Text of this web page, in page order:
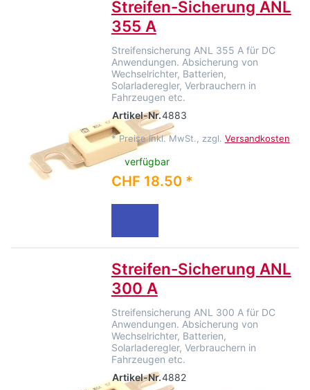
Streifen-Sicherung ANL
355 A
Streifensicherung ANL 355 A für DC
Anwendungen. Absicherung von
Wechselrichter, Batterien,
Solarladeregler, Verbrauchern in
Fahrzeugen etc.
Artikel-Nr.4883
* Preise inkl. MwSt., zzgl. Versandkosten
verfügbar
CHF 18.50 *
Streifen-Sicherung ANL
300 A
Streifensicherung ANL 300 A für DC
Anwendungen. Absicherung von
Wechselrichter, Batterien,
Solarladeregler, Verbrauchern in
Fahrzeugen etc.
Artikel-Nr.4882